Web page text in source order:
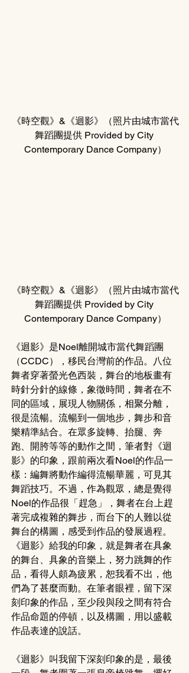
《時空觀》&《迴影》（照片由城市當代
舞蹈團提供 Provided by City
Contemporary Dance Company）
《時空觀》&《迴影》（照片由城市當代
舞蹈團提供 Provided by City
Contemporary Dance Company）
《迴影》是Noel離開城市當代舞蹈團
（CCDC），移民台灣前的作品。八位
舞者穿著螢光色西裝，舞台的地板畫有
時針分針的線條，象徵時間，舞者在不
同的區域，展現人物關係，相聚分離，
很是流暢。流暢到一個地步，舞步和音
樂精準結合。在眾多旋轉、抬腿、奔
跑、開胯等等的動作之間，筆者對《迴
影》的印象，跟前兩次看Noel的作品一
樣：編舞將動作編得流暢華麗，可見其
舞蹈技巧。不過，作為觀眾，總是覺得
Noel的作品很「趕急」，舞者在台上趕
著完成複雜的舞步，而台下的人難以從
舞台的構圖，感受到作品的發展過程。
《迴影》給我的印象，就是舞者在具象
的舞台、具象的音樂上，努力跳舞的作
品，看得人頗為疲累，恕我看不出，他
們為了甚麼而動。在筆者眼裡，留下深
刻印象的作品，至少段與段之間有符合
作品命題的停頓，以及構圖，用以盛載
作品表達的說話。
《迴影》叫我留下深刻印象的是，最後